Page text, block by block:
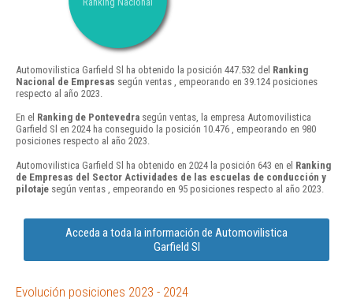
Automovilistica Garfield Sl ha obtenido la posición 447.532 del Ranking
Nacional de Empresas según ventas , empeorando en 39.124 posiciones
respecto al año 2023.
En el Ranking de Pontevedra según ventas, la empresa Automovilistica
Garfield Sl en 2024 ha conseguido la posición 10.476 , empeorando en 980
posiciones respecto al año 2023.
Automovilistica Garfield Sl ha obtenido en 2024 la posición 643 en el Ranking
de Empresas del Sector Actividades de las escuelas de conducción y
pilotaje según ventas , empeorando en 95 posiciones respecto al año 2023.
Acceda a toda la información de Automovilistica
Garfield Sl
Evolución posiciones 2023 - 2024